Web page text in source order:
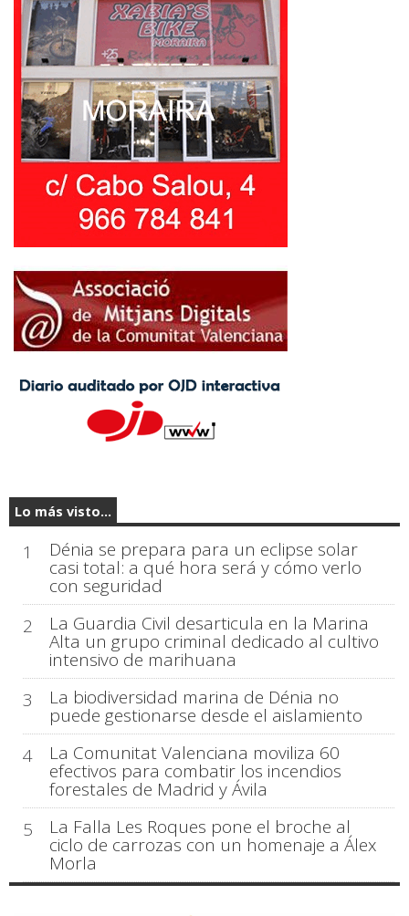
Lo más visto...
1 Dénia se prepara para un eclipse solar
casi total: a qué hora será y cómo verlo
con seguridad
2
La Guardia Civil desarticula en la Marina
Alta un grupo criminal dedicado al cultivo
intensivo de marihuana
3
La biodiversidad marina de Dénia no
puede gestionarse desde el aislamiento
4
La Comunitat Valenciana moviliza 60
efectivos para combatir los incendios
forestales de Madrid y Ávila
5
La Falla Les Roques pone el broche al
ciclo de carrozas con un homenaje a Álex
Morla